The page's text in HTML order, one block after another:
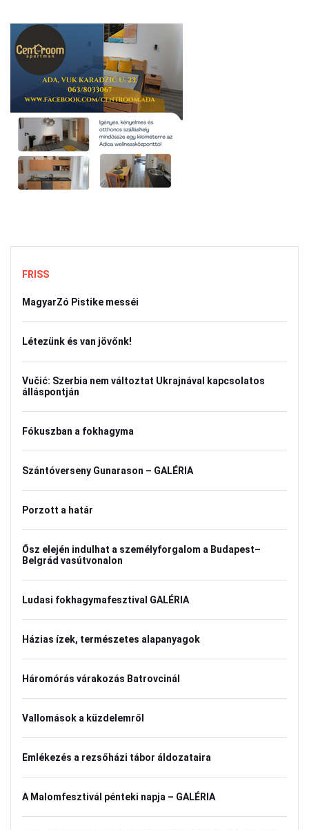
FRISS
MagyarZó Pistike messéi
Létezünk és van jövőnk!
Vučić: Szerbia nem változtat Ukrajnával kapcsolatos
álláspontján
Fókuszban a fokhagyma
Szántóverseny Gunarason – GALÉRIA
Porzott a határ
Ősz elején indulhat a személyforgalom a Budapest–
Belgrád vasútvonalon
Ludasi fokhagymafesztival GALÉRIA
Házias ízek, természetes alapanyagok
Háromórás várakozás Batrovcinál
Vallomások a küzdelemről
Emlékezés a rezsőházi tábor áldozataira
A Malomfesztivál pénteki napja – GALÉRIA